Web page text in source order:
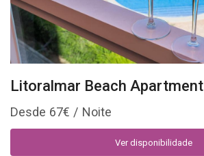
Litoralmar Beach Apartment
67€
Ver disponibilidade